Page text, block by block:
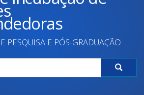
PESQUISA E PÓS-GRADUAÇÃO